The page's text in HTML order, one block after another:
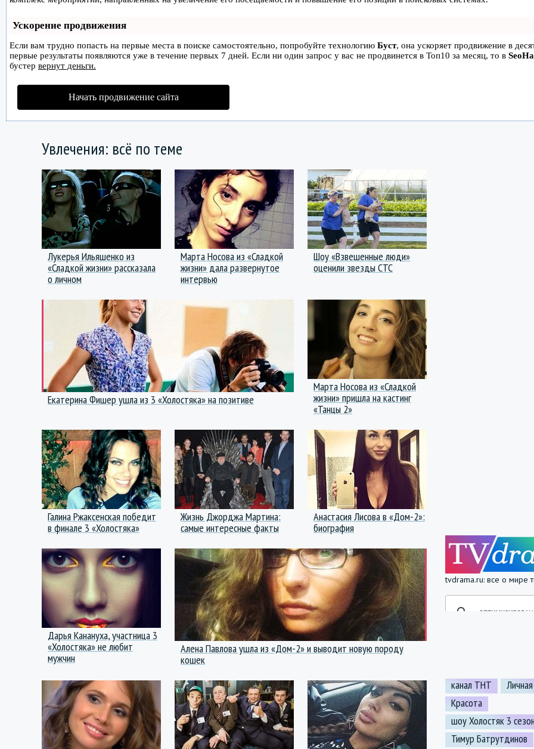
Ускорение продвижения
Если вам трудно попасть на первые места в поиске самостоятельно, попробуйте технологию Буст, она ускоряет продвижение в
первые результаты появляются уже в течение первых 7 дней. Если ни один запрос у вас не продвинется в Топ10 за месяц, то в
бустер вернут деньги.
Начать продвижение сайта
Увлечения: всё по теме
Лукерья Ильяшенко из
«Сладкой жизни» рассказала
о личном
Марта Носова из «Сладкой
жизни» дала развернутое
интервью
Шоу «Взвешенные люди»
оценили звезды СТС
Екатерина Фишер ушла из 3 «Холостяка» на позитиве
Марта Носова из «Сладкой
жизни» пришла на кастинг
«Танцы 2»
Галина Ржаксенская победит
в финале 3 «Холостяка»
Жизнь Джорджа Мартина:
самые интересные факты
Анастасия Лисова в «Дом-2»:
биография
Дарья Канануха, участница 3
«Холостяка» не любит
мужчин
Алена Павлова ушла из «Дом-2» и выводит новую породу
кошек
tvdrama.ru: все о мире
канал ТНТ
Красота
шоу Холостяк 3 сезон
Тимур Батрутдинов